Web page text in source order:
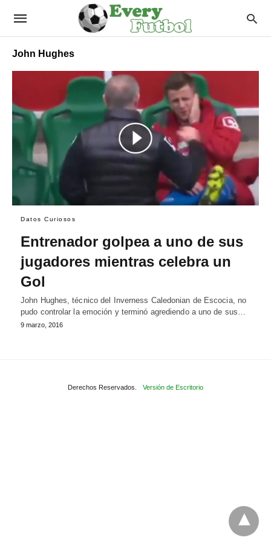
John Hughes
Datos Curiosos
Entrenador golpea a uno de sus
jugadores mientras celebra un
Gol
John Hughes, técnico del Inverness Caledonian de Escocia, no
pudo controlar la emoción y terminó agrediendo a uno de sus…
9 marzo, 2016
Derechos Reservados. Versión de Escritorio